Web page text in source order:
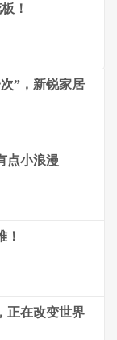
！
”，新锐家居
点小浪漫
！
正在改变世界